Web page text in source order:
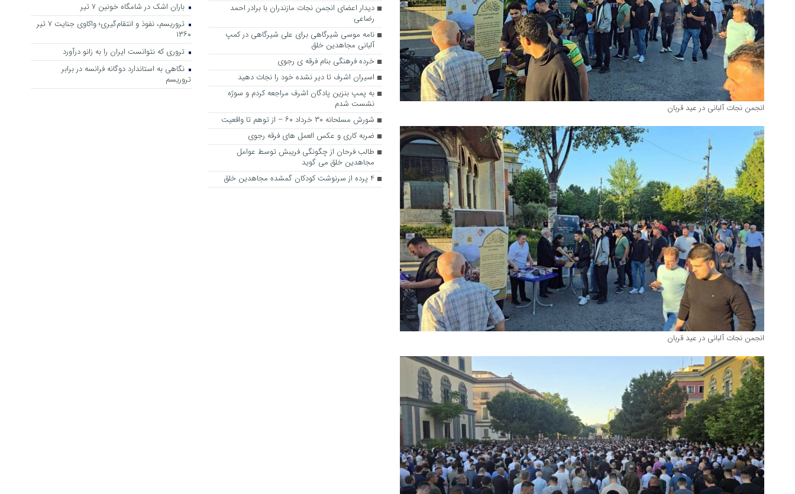
انجمن نجات آلبانی در عید قربان
انجمن نجات آلبانی در عید قربان
دیدار اعضای انجمن نجات مازندران با برادر احمد
رضاعی
نامه موسی شیرگاهی برای علی شیرگاهی در کمپ
آلبانی مجاهدین خلق
خرده فرهنگی بنام فرقه ی رجوی
اسیران اشرف تا دیر نشده خود را نجات دهید
به پمپ بنزین پادگان اشرف مراجعه کردم و سوژه
نشست شدم
شورش مسلحانه ۳۰ خرداد ۶۰ – از توهم تا واقعیت
ضربه کاری و عکس العمل های فرقه رجوی
طالب فرحان از چگونگی فریبش توسط عوامل
مجاهدین خلق می گوید
4 پرده از سرنوشت کودکان گمشده مجاهدین خلق
باران اشک در شامگاه خونین 7 تیر
تروریسم، نفوذ و انتقام‌گیری؛ واکاوی جنایت ۷ تیر
۱۳۶۰
تروری که نتوانست ایران را به زانو درآورد
نگاهی به استاندارد دوگانه فرانسه در برابر
تروریسم